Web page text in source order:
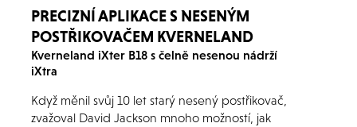
PRECIZNÍ APLIKACE S NESENÝM
POSTŘIKOVAČEM KVERNELAND
Kverneland iXter B18 s čelně nesenou nádrží
iXtra
Když měnil svůj 10 let starý nesený postřikovač,
zvažoval David Jackson mnoho možností, jak